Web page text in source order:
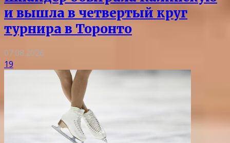
и вышла в четвертый круг
турнира в Торонто
07.08.2026
19